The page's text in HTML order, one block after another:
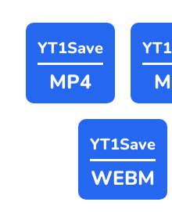
YT1Save
MP4
YT1Save
WEBM